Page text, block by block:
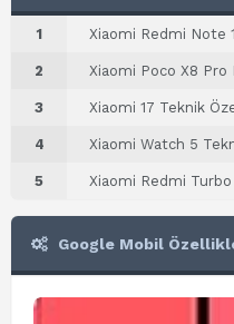
1 Xiaomi Redmi Note
2 Xiaomi Poco X8 Pro
3 Xiaomi 17 Teknik
4 Xiaomi Watch 5
5 Xiaomi Redmi
Google Mobil